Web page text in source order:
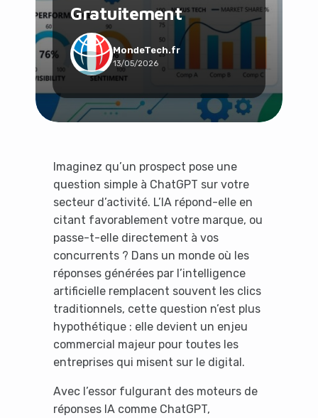
Gratuitement
MondeTech.fr
13/05/2026
Imaginez qu’un prospect pose une
question simple à ChatGPT sur votre
secteur d’activité. L’IA répond-elle en
citant favorablement votre marque, ou
passe-t-elle directement à vos
concurrents ? Dans un monde où les
réponses générées par l’intelligence
artificielle remplacent souvent les clics
traditionnels, cette question n’est plus
hypothétique : elle devient un enjeu
commercial majeur pour toutes les
entreprises qui misent sur le digital.
Avec l’essor fulgurant des moteurs de
réponses IA comme ChatGPT,
Social & Communauté
Tech & Développement
Travail & Productivité
Voyage